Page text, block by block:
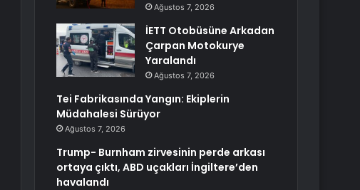
Ağustos 7, 2026
İETT Otobüsüne Arkadan
Çarpan Motokurye
Yaralandı
Ağustos 7, 2026
Tei Fabrikasında Yangın: Ekiplerin
Müdahalesi Sürüyor
Ağustos 7, 2026
Trump- Burnham zirvesinin perde arkası
ortaya çıktı, ABD uçakları İngiltere’den
havalandı